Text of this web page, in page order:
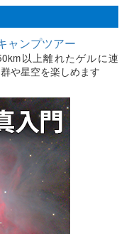
ャンプツアー
以上離れたゲルに連
や星空を楽しめます